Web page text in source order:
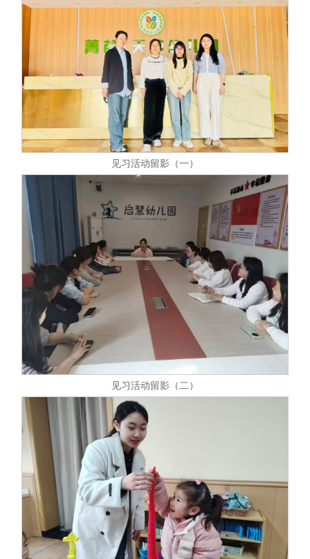
见习活动留影（一）
见习活动留影（二）